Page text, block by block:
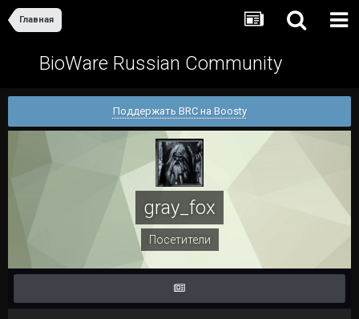
Главная
BioWare Russian Community
Поддержать BRC на Boosty
gray_fox
Посетители